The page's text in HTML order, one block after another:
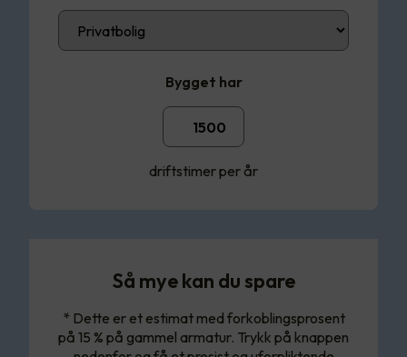
Bygget har
driftstimer per år
Så mye kan du spare
* Dette er et estimat med forkoblingsprosent
på 15 % på gammel armatur. Trykk på knappen